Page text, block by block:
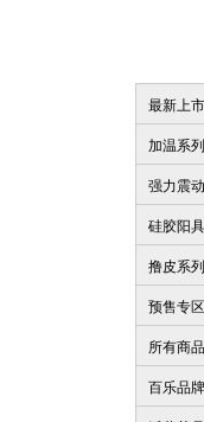
最新上市
加温系列
强力震动
硅胶阳具
撸皮系列
预售专区
所有商品
百乐品牌